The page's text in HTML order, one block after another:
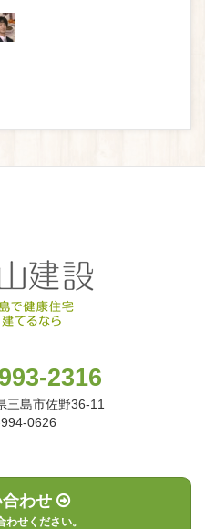
2316
三島市佐野36-11
0626
わせ
せください。